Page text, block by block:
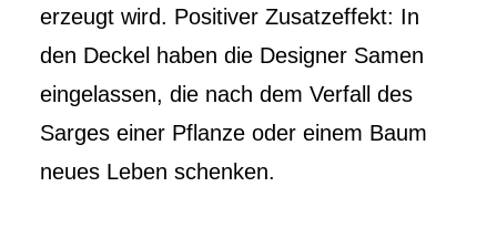
erzeugt wird. Positiver Zusatzeffekt: In
den Deckel haben die Designer Samen
eingelassen, die nach dem Verfall des
Sarges einer Pflanze oder einem Baum
neues Leben schenken.